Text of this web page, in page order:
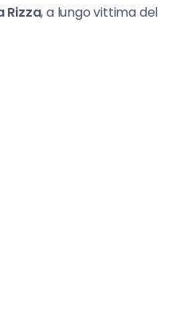
Rizza, a lungo vittima del